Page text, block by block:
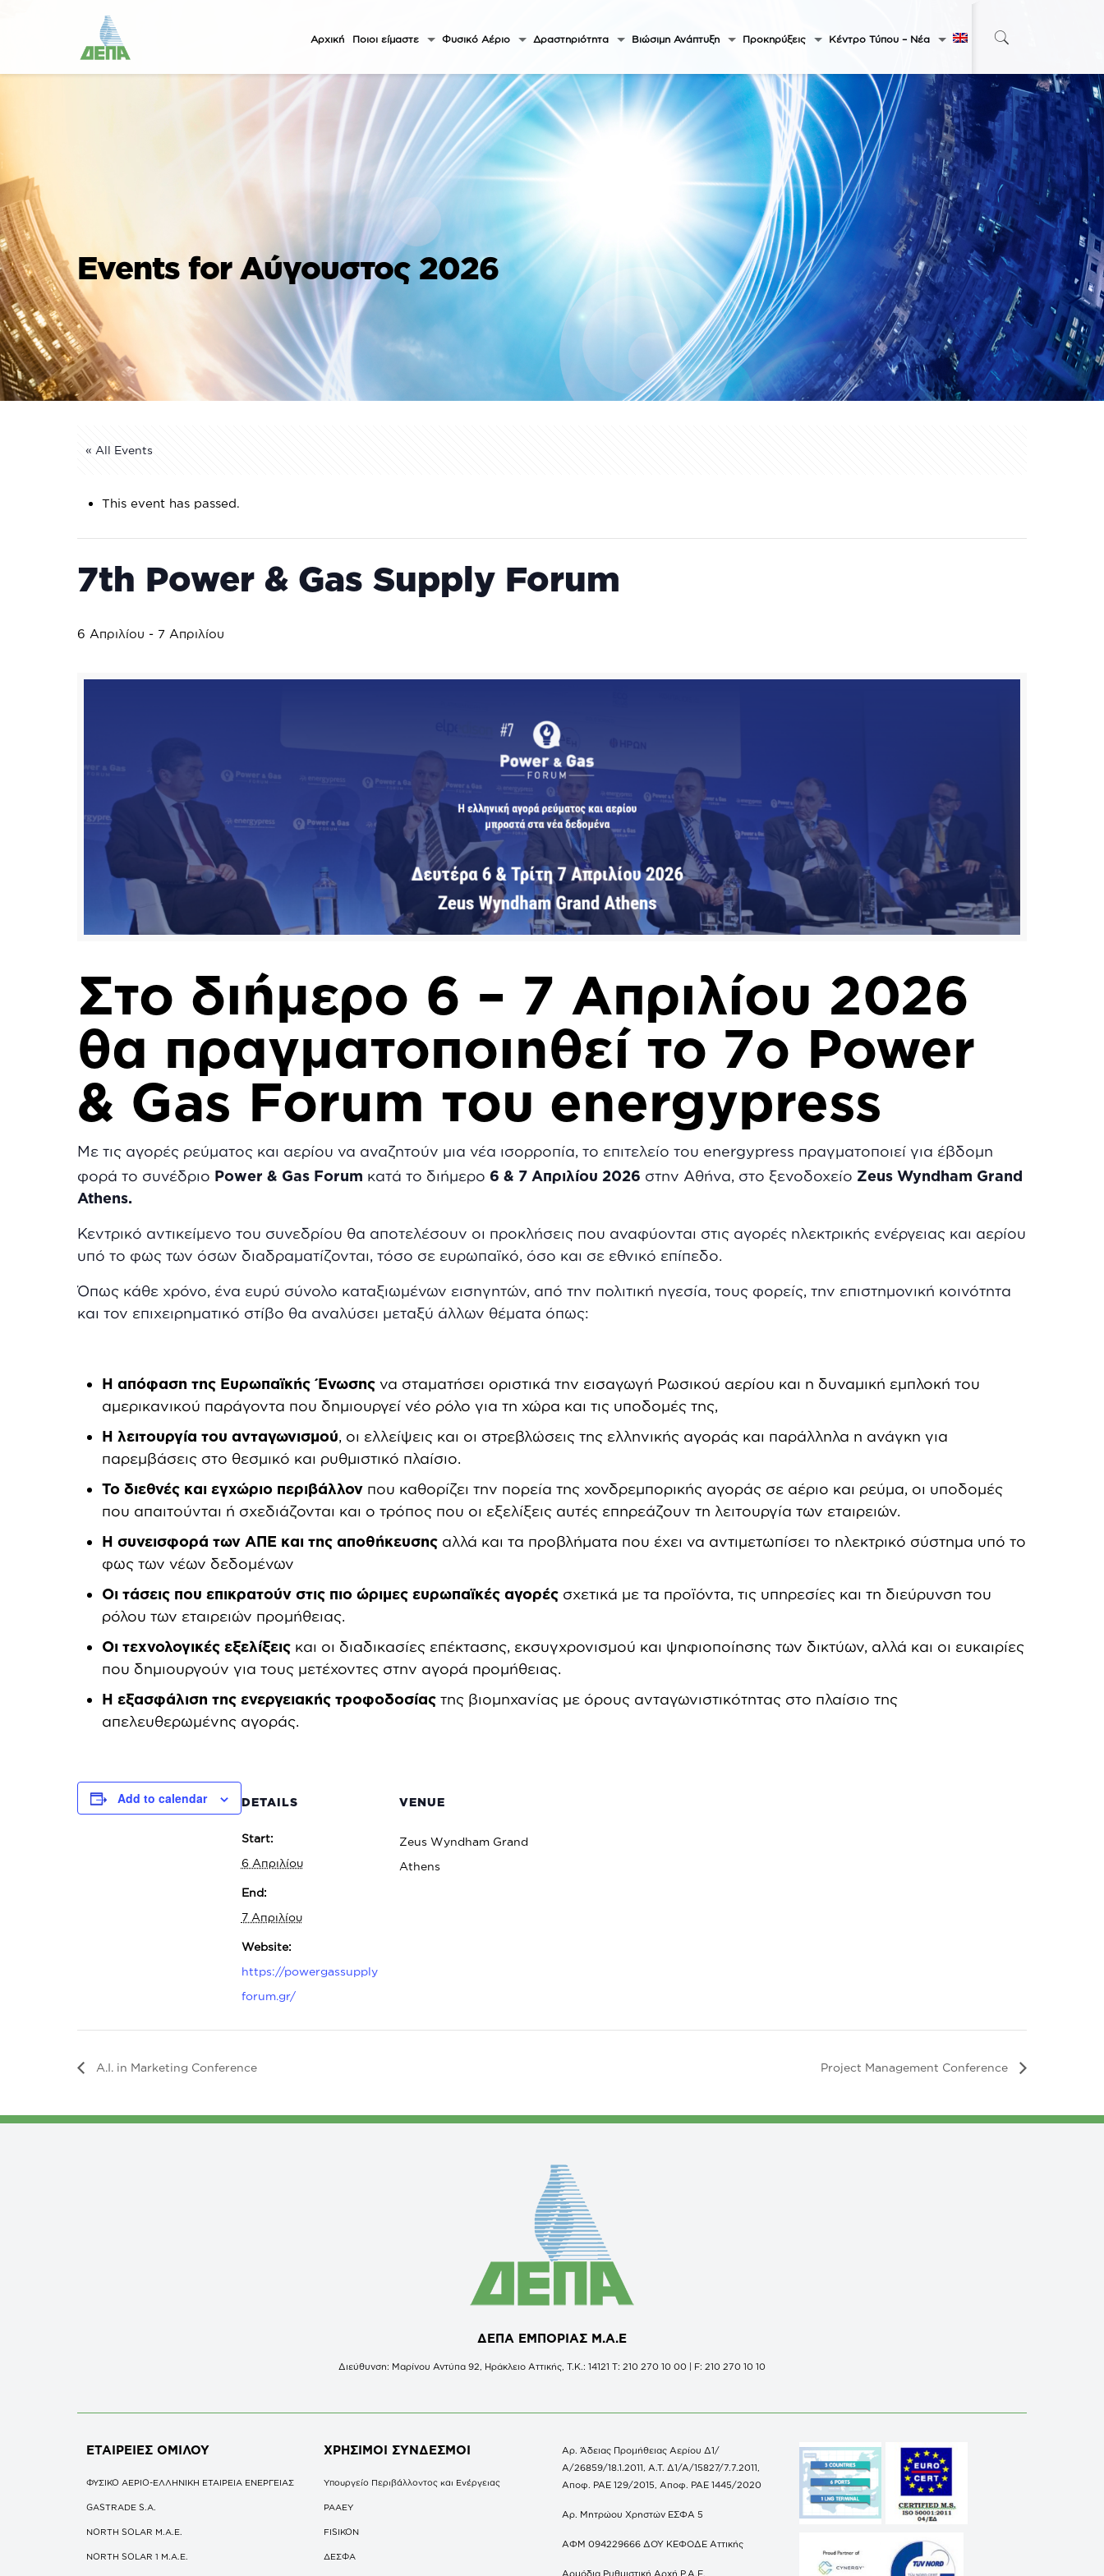
Αρχική Ποιοι είμαστε Φυσικό Αέριο Δραστηριότητα Βιώσιμη Ανάπτυξη Προκηρύξεις Κέντρο Τύπου – Νέα
Events for Αύγουστος 2026
« All Events
This event has passed.
7th Power & Gas Supply Forum
6 Απριλίου - 7 Απριλίου
Στο διήμερο 6 – 7 Απριλίου 2026
θα πραγματοποιηθεί το 7o Power
& Gas Forum του energypress
Με τις αγορές ρεύματος και αερίου να αναζητούν μια νέα ισορροπία, το επιτελείο του energypress πραγματοποιεί για έβδομη
φορά το συνέδριο Power & Gas Forum κατά το διήμερο 6 & 7 Απριλίου 2026 στην Αθήνα, στο ξενοδοχείο Zeus Wyndham Grand
Athens.
Κεντρικό αντικείμενο του συνεδρίου θα αποτελέσουν οι προκλήσεις που αναφύονται στις αγορές ηλεκτρικής ενέργειας και αερίου
υπό το φως των όσων διαδραματίζονται, τόσο σε ευρωπαϊκό, όσο και σε εθνικό επίπεδο.
Όπως κάθε χρόνο, ένα ευρύ σύνολο καταξιωμένων εισηγητών, από την πολιτική ηγεσία, τους φορείς, την επιστημονική κοινότητα
και τον επιχειρηματικό στίβο θα αναλύσει μεταξύ άλλων θέματα όπως:
Η απόφαση της Ευρωπαϊκής Ένωσηςνα σταματήσει οριστικά την εισαγωγή Ρωσικού αερίου και η δυναμική εμπλοκή του
αμερικανικού παράγοντα που δημιουργεί νέο ρόλο για τη χώρα και τις υποδομές της,
Η λειτουργία του ανταγωνισμού, οι ελλείψεις και οι στρεβλώσεις της ελληνικής αγοράς και παράλληλα η ανάγκη για
παρεμβάσεις στο θεσμικό και ρυθμιστικό πλαίσιο.
Το διεθνές και εγχώριο περιβάλλονπου καθορίζει την πορεία της χονδρεμπορικής αγοράς σε αέριο και ρεύμα, οι υποδομές
που απαιτούνται ή σχεδιάζονται και ο τρόπος που οι εξελίξεις αυτές επηρεάζουν τη λειτουργία των εταιρειών.
Η συνεισφορά των ΑΠΕ και της αποθήκευσηςαλλά και τα προβλήματα που έχει να αντιμετωπίσει το ηλεκτρικό σύστημα υπό το
φως των νέων δεδομένων
Οι τάσεις που επικρατούν στις πιο ώριμες ευρωπαϊκές αγορέςσχετικά με τα προϊόντα, τις υπηρεσίες και τη διεύρυνση του
ρόλου των εταιρειών προμήθειας.
Οι τεχνολογικές εξελίξειςκαι οι διαδικασίες επέκτασης, εκσυγχρονισμού και ψηφιοποίησης των δικτύων, αλλά και οι ευκαιρίες
που δημιουργούν για τους μετέχοντες στην αγορά προμήθειας.
Η εξασφάλιση της ενεργειακής τροφοδοσίαςτης βιομηχανίας με όρους ανταγωνιστικότητας στο πλαίσιο της
απελευθερωμένης αγοράς.
Add to calendar DETAILS
Start:
6 Απριλίου
End:
7 Απριλίου
Website:
https://powergassupply
forum.gr/
VENUE
Zeus Wyndham Grand
Athens
A.I. in Marketing Conference Project Management Conference
ΔΕΠΑ ΕΜΠΟΡΙΑΣ Μ.Α.Ε
Διεύθυνση: Μαρίνου Αντύπα 92, Ηράκλειο Αττικής, Τ.Κ.: 14121 Τ: 210 270 10 00 | F: 210 270 10 10
ΕΤΑΙΡΕΙΕΣΟΜΙΛΟΥ
ΦΥΣΙΚΟ ΑΕΡΙΟ-ΕΛΛΗΝΙΚΗ ΕΤΑΙΡΕΙΑ ΕΝΕΡΓΕΙΑΣ
GASTRADE S.A.
NORTH SOLAR M.Α.Ε.
NORTH SOLAR 1 M.Α.Ε.
ΧΡΗΣΙΜΟΙ ΣΥΝΔΕΣΜΟΙ
Υπουργείο Περιβάλλοντος και Ενέργειας
ΡΑΑΕΥ
FISIKON
ΔΕΣΦΑ
Αρ. Άδειας Προμήθειας Αερίου Δ1/
Α/26859/18.1.2011, Α.Τ. Δ1/Α/15827/7.7.2011,
Αποφ. ΡΑΕ 129/2015, Αποφ. ΡΑΕ 1445/2020
Αρ. Μητρώου Χρηστών ΕΣΦΑ 5
ΑΦΜ 094229666 ΔΟΥ ΚΕΦΟΔΕ Αττικής
Αρμόδια Ρυθμιστική Αρχή Ρ.Α.Ε.